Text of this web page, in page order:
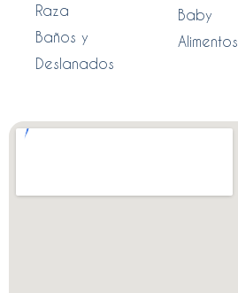
Raza
Baños y
Deslanados
Baby
Alimentos